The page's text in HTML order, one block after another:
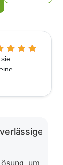
sie
um